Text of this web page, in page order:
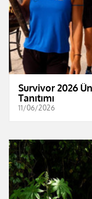
Survivor 2026
Tanıtımı
11/06/2026